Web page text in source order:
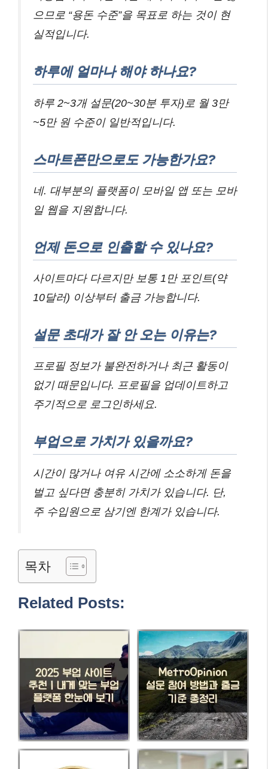
으므로 “용돈 수준”을 목표로 하는 것이 현
실적입니다.
하루에 얼마나 해야 하나요?
하루 2~3개 설문(20~30분 투자)로 월 3만
~5만 원 수준이 일반적입니다.
스마트폰만으로도 가능한가요?
네. 대부분의 플랫폼이 모바일 앱 또는 모바
일 웹을 지원합니다.
언제 돈으로 인출할 수 있나요?
사이트마다 다르지만 보통 1만 포인트(약
10달러) 이상부터 출금 가능합니다.
설문 초대가 잘 안 오는 이유는?
프로필 정보가 불완전하거나 최근 활동이
없기 때문입니다. 프로필을 업데이트하고
주기적으로 로그인하세요.
부업으로 가치가 있을까요?
시간이 많거나 여유 시간에 소소하게 돈을
벌고 싶다면 충분히 가치가 있습니다. 단,
주 수입원으로 삼기엔 한계가 있습니다.
목차
Related Posts: